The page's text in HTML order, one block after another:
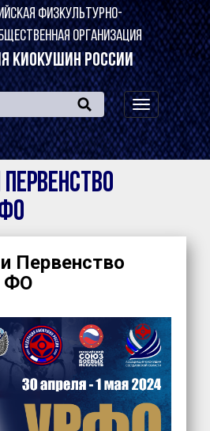
ФИЗКУЛЬТУРНО-
ОРГАНИЗАЦИЯ
КИОКУШИН РОССИИ
навигация
по
сайту
Первенство
ФО